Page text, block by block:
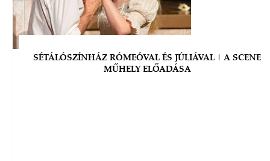
SÉTÁLÓSZÍNHÁZ RÓMEÓVAL ÉS JÚLIÁVAL | A SCENE
MŰHELY ELŐADÁSA